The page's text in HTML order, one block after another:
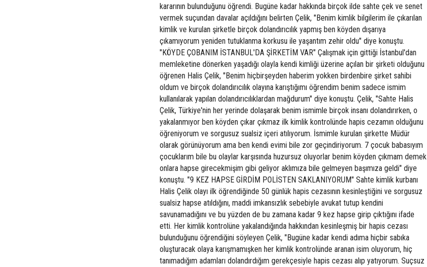
kararının bulunduğunu öğrendi. Bugüne kadar hakkında birçok ilde sahte çek ve senet
vermek suçundan davalar açıldığını belirten Çelik, "Benim kimlik bilgilerim ile çıkarılan
kimlik ve kurulan şirketle birçok dolandırıcılık yapmış ben köyden dışarıya
çıkamıyorum yeniden tutuklanma korkusu ile yaşantım zehir oldu" diye konuştu.
"KÖYDE ÇOBANIM İSTANBUL'DA ŞİRKETİM VAR" Çalışmak için gittiği İstanbul'dan
memleketine dönerken yaşadığı olayla kendi kimliği üzerine açılan bir şirketi olduğunu
öğrenen Halis Çelik, "Benim hiçbirşeyden haberim yokken birdenbire şirket sahibi
oldum ve birçok dolandırıcılık olayına karıştığımı öğrendim benim sadece ismim
kullanılarak yapılan dolandırıcılıklardan mağdurum" diye konuştu. Çelik, "Sahte Halis
Çelik, Türkiye'nin her yerinde dolaşarak benim ismimle birçok insanı dolandırırken, o
yakalanmıyor ben köyden çıkar çıkmaz ilk kimlik kontrolünde hapis cezamın olduğunu
öğreniyorum ve sorgusuz sualsiz içeri atılıyorum. İsmimle kurulan şirkette Müdür
olarak görünüyorum ama ben kendi evimi bile zor geçindiriyorum. 7 çocuk babasıyım
çocuklarım bile bu olaylar karşısında huzursuz oluyorlar benim köyden çıkmam demek
onlara hapse girecekmişim gibi geliyor aklımıza bile gelmeyen başımıza geldi" diye
konuştu. "9 KEZ HAPSE GİRDİM POLİSTEN SAKLANIYORUM" Sahte kimlik kurbanı
Halis Çelik olayı ilk öğrendiğinde 50 günlük hapis cezasının kesinleştiğini ve sorgusuz
sualsiz hapse atıldığını, maddi imkansızlık sebebiyle avukat tutup kendini
savunamadığını ve bu yüzden de bu zamana kadar 9 kez hapse girip çıktığını ifade
etti. Her kimlik kontrolüne yakalandığında hakkından kesinleşmiş bir hapis cezası
bulunduğunu öğrendiğini söyleyen Çelik, "Bugüne kadar kendi adıma hiçbir sabıka
oluşturacak olaya karışmamışken her kimlik kontrolünde aranan isim oluyorum, hiç
tanımadığım adamları dolandırdığım gerekçesiyle hapis cezası alıp yatıyorum. Suçsuz